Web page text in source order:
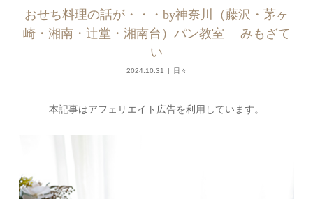
おせち料理の話が・・・by神奈川（藤沢・茅ヶ
崎・湘南・辻堂・湘南台）パン教室 みもざて
い
2024.10.31 日々
本記事はアフェリエイト広告を利用しています。